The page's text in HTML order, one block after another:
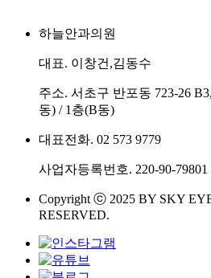
하늘안과의원
대표. 이창건,김동수
주소. 서초구 반포동 723-26
동) / 1층(B동)
대표전화. 02 573 9779
사업자등록번호. 220-90-79801
Copyright ⓒ 2025 BY SKY
RESERVED.